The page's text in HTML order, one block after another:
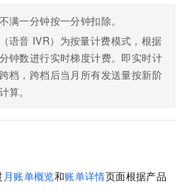
满一分钟按一分钟扣除。
语音 IVR）为按量计费模式，根据
钟数进行实时梯度计费。即实时计
档，跨档后当月所有发送量按新阶
算。
月账单概览和账单详情页面根据产品